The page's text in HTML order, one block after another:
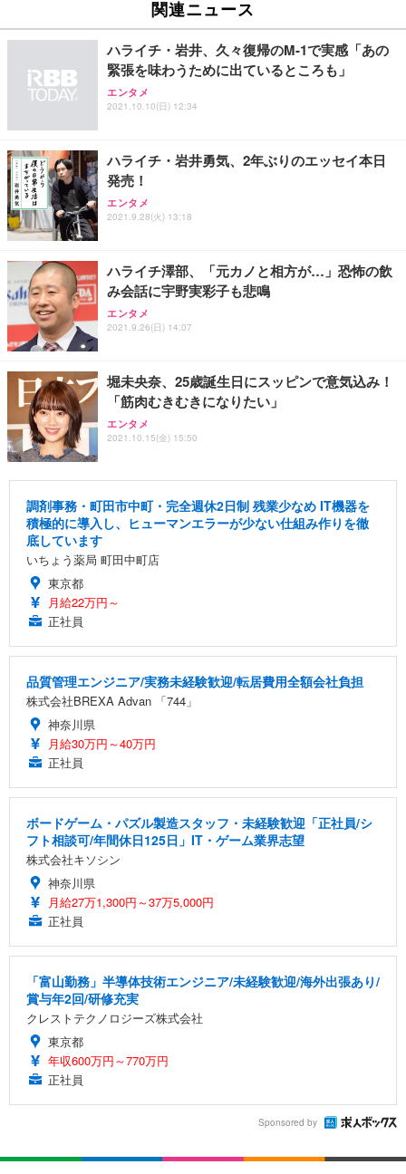
関連ニュース
ハライチ・岩井、久々復帰のM-1で実感「あの
緊張を味わうために出ているところも」
エンタメ
2021.10.10(日) 12:34
ハライチ・岩井勇気、2年ぶりのエッセイ本日
発売！
エンタメ
2021.9.28(火) 13:18
ハライチ澤部、「元カノと相方が…」恐怖の飲
み会話に宇野実彩子も悲鳴
エンタメ
2021.9.26(日) 14:07
堀未央奈、25歳誕生日にスッピンで意気込み！
「筋肉むきむきになりたい」
エンタメ
2021.10.15(金) 15:50
調剤事務・町田市中町・完全週休2日制 残業少なめ IT機器を
積極的に導入し、ヒューマンエラーが少ない仕組み作りを徹
底しています
いちょう薬局 町田中町店
東京都
月給22万円～
正社員
品質管理エンジニア/実務未経験歓迎/転居費用全額会社負担
株式会社BREXA Advan 「744」
神奈川県
月給30万円～40万円
正社員
ボードゲーム・パズル製造スタッフ・未経験歓迎「正社員/シ
フト相談可/年間休日125日」IT・ゲーム業界志望
株式会社キソシン
神奈川県
月給27万1,300円～37万5,000円
正社員
「富山勤務」半導体技術エンジニア/未経験歓迎/海外出張あり/
賞与年2回/研修充実
クレストテクノロジーズ株式会社
東京都
年収600万円～770万円
正社員
Sponsored by